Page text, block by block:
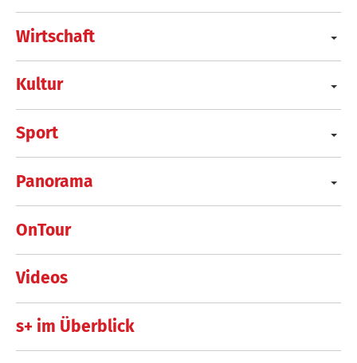
Wirtschaft
Kultur
Sport
Panorama
OnTour
Videos
s+ im Überblick